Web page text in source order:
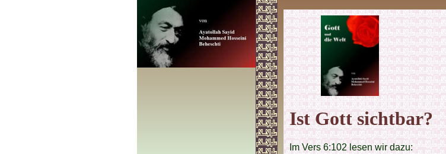
Ist Gott sichtbar?
Im Vers 6:102 lesen wir dazu: